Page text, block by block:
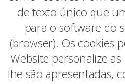
de texto único que
para o software do
(browser). Os cookies
Website personalize
lhe são apresentadas,